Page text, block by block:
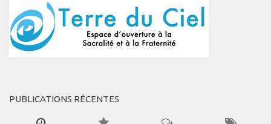
PUBLICATIONS RÉCENTES